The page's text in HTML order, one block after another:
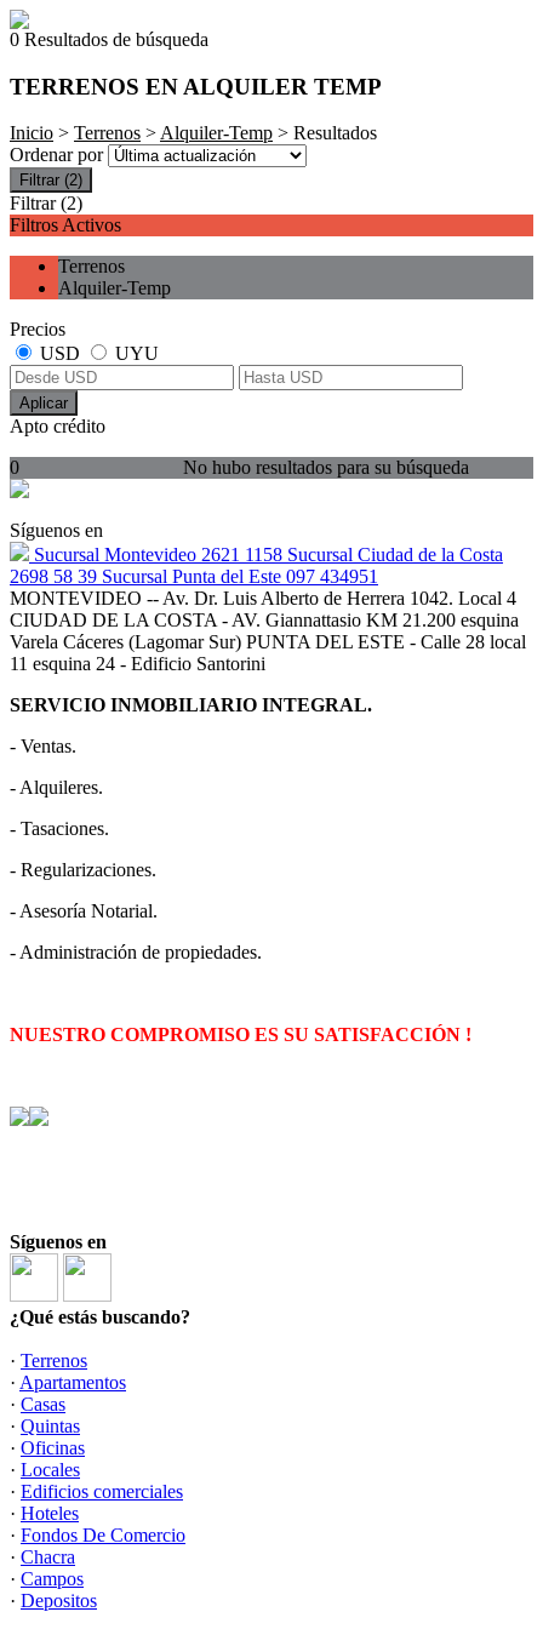
0 Resultados de búsqueda
TERRENOS EN ALQUILER TEMP
Inicio > Terrenos >Alquiler-Temp > Resultados
Ordenar por
Filtrar (2)
Filtrar (2)
Filtros Activos
Terrenos
Alquiler-Temp
Precios
USD
UYU
Aplicar
Apto crédito
No hubo resultados para su búsqueda
0
Síguenos en
Sucursal Montevideo 2621 1158 Sucursal Ciudad de la Costa
2698 58 39 Sucursal Punta del Este 097 434951
MONTEVIDEO -- Av. Dr. Luis Alberto de Herrera 1042. Local 4
CIUDAD DE LA COSTA - AV. Giannattasio KM 21.200 esquina
Varela Cáceres (Lagomar Sur) PUNTA DEL ESTE - Calle 28 local
11 esquina 24 - Edificio Santorini
SERVICIO INMOBILIARIO INTEGRAL.
- Ventas.
- Alquileres.
- Tasaciones.
- Regularizaciones.
- Asesoría Notarial.
- Administración de propiedades.
NUESTRO COMPROMISO ES SU SATISFACCIÓN !
Síguenos en
¿Qué estás buscando?
· Terrenos
· Apartamentos
· Casas
· Quintas
· Oficinas
· Locales
· Edificios comerciales
· Hoteles
· Fondos De Comercio
· Chacra
· Campos
· Depositos